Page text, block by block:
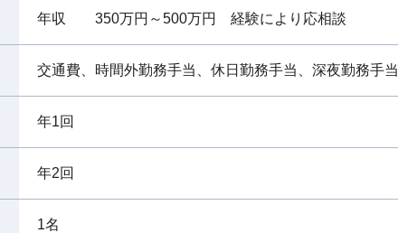
年収 350万円～500万円 経験により応相談
交通費、時間外勤務手当、休日勤務手当、深夜勤務手当
年1回
年2回
1名